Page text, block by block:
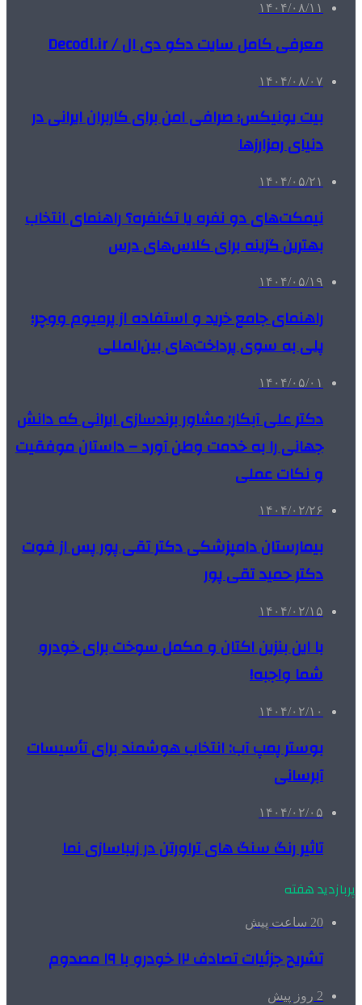
۱۴۰۴/۰۸/۱۱
معرفی کامل سایت دکو دی ال / Decodl.ir
۱۴۰۴/۰۸/۰۷
بیت یونیکس؛ صرافی امن برای کاربران ایرانی در
دنیای رمزارزها
۱۴۰۴/۰۵/۲۱
نیمکت‌های دو نفره یا تک‌نفره؟ راهنمای انتخاب
بهترین گزینه برای کلاس‌های درس
۱۴۰۴/۰۵/۱۹
راهنمای جامع خرید و استفاده از پرمیوم ووچر؛
پلی به سوی پرداخت‌های بین‌المللی
۱۴۰۴/۰۵/۰۱
دکتر علی آبکار: مشاور برندسازی ایرانی که دانش
جهانی را به خدمت وطن آورد – داستان موفقیت
و نکات عملی
۱۴۰۴/۰۲/۲۶
بیمارستان دامپزشکی دکتر تقی پور پس از فوت
دکتر حمید تقی پور
۱۴۰۴/۰۲/۱۵
با این بنزین اکتان و مکمل سوخت برای خودرو
شما واجبه!
۱۴۰۴/۰۲/۱۰
بوستر پمپ آب: انتخاب هوشمند برای تأسیسات
آبرسانی
۱۴۰۴/۰۲/۰۵
تاثیر رنگ سنگ های تراورتن در زیباسازی نما
پربازدید هفته
20 ساعت پیش
تشریح جزئیات تصادف ۱۲ خودرو با ۱۹ مصدوم
2 روز پیش